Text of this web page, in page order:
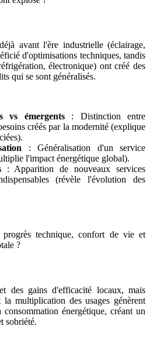
avant l'ère industrielle (éclairage,
d'optimisations techniques, tandis
électronique) ont créé des
qui se sont généralisés.
vs émergents: Distinction entre
créés par la modernité (explique
: Généralisation d'un service
l'impact énergétique global).
: Apparition de nouveaux services
(révèle l'évolution des
technique, confort de vie et
?
des gains d'efficacité locaux, mais
multiplication des usages génèrent
énergétique, créant un
sobriété.